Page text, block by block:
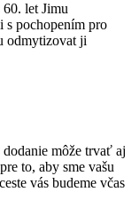
let Jimu
s pochopením pro
odmytizovat ji
môže trvať aj
to, aby sme vašu
vás budeme včas